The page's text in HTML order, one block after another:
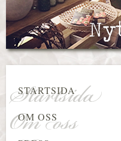
STARTSIDA
OM OSS